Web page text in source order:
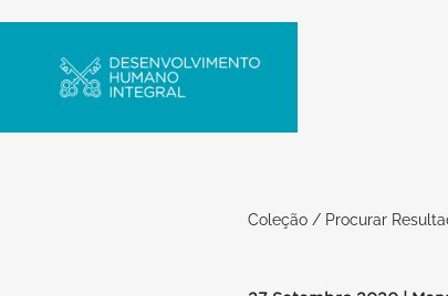
Coleção / Procurar